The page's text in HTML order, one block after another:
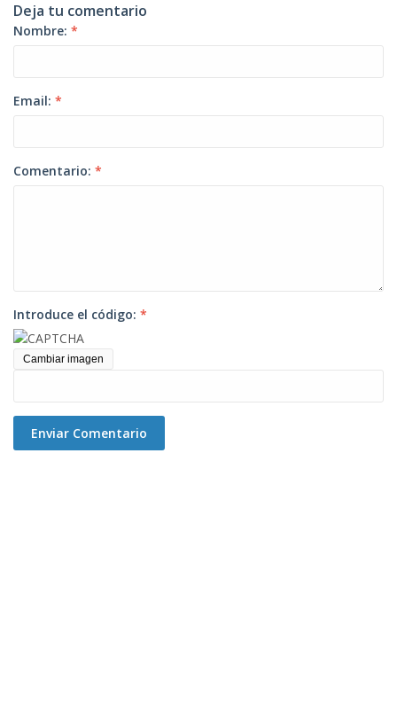
Deja tu comentario
Nombre: *
Email: *
Comentario: *
Introduce el código: *
Cambiar imagen
Enviar Comentario